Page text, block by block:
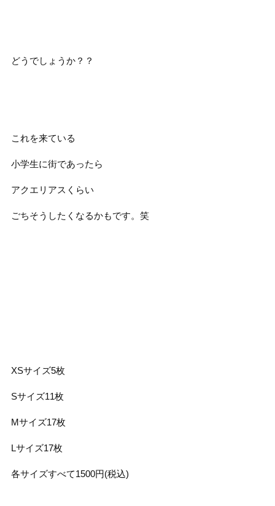
どうでしょうか？？
これを来ている
小学生に街であったら
アクエリアスくらい
ごちそうしたくなるかもです。笑
XSサイズ5枚
Sサイズ11枚
Mサイズ17枚
Lサイズ17枚
各サイズすべて1500円(税込)